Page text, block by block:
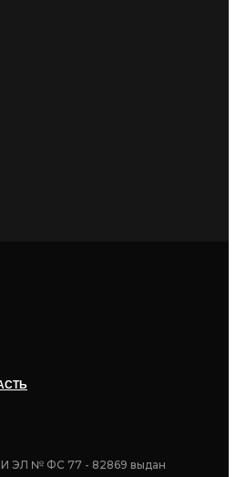
ЭЛ № ФС 77 - 82869 выдан